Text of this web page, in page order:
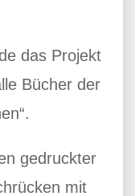
das Projekt
Bücher der
gedruckter
mit